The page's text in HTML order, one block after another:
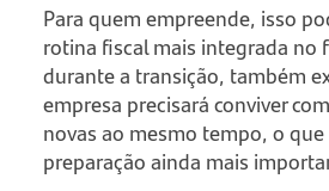
Para quem empreende, isso
rotina fiscal mais integrada no
durante a transição, também
empresa precisará conviver
novas ao mesmo tempo, o
preparação ainda mais